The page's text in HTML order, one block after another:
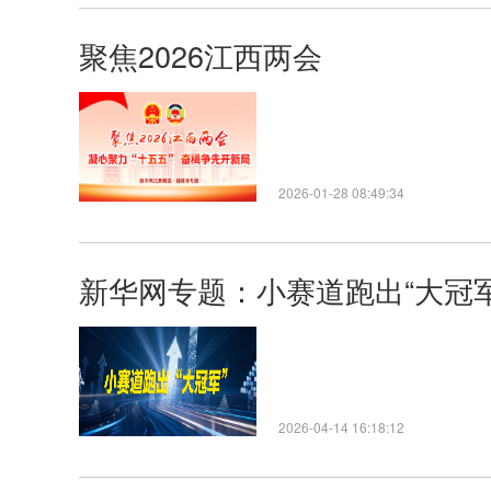
聚焦2026江西两会
2026-01-28 08:49:34
新华网专题：小赛道跑出“大冠
2026-04-14 16:18:12